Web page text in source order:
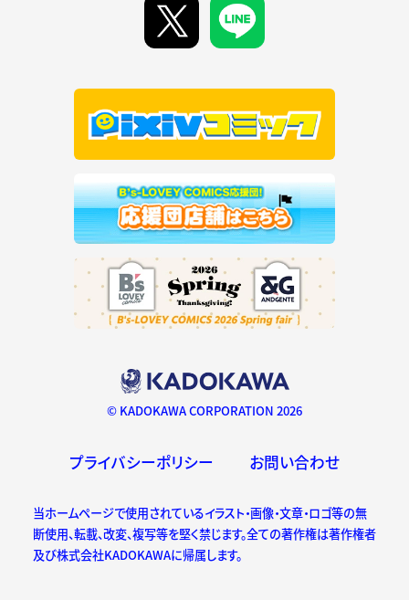
© KADOKAWA CORPORATION 2026
プライバシーポリシー お問い合わせ
当ホームページで使用されているイラスト・画像・文章・ロゴ等の無
断使用、転載、改変、複写等を堅く禁じます。全ての著作権は著作権者
及び株式会社KADOKAWAに帰属します。